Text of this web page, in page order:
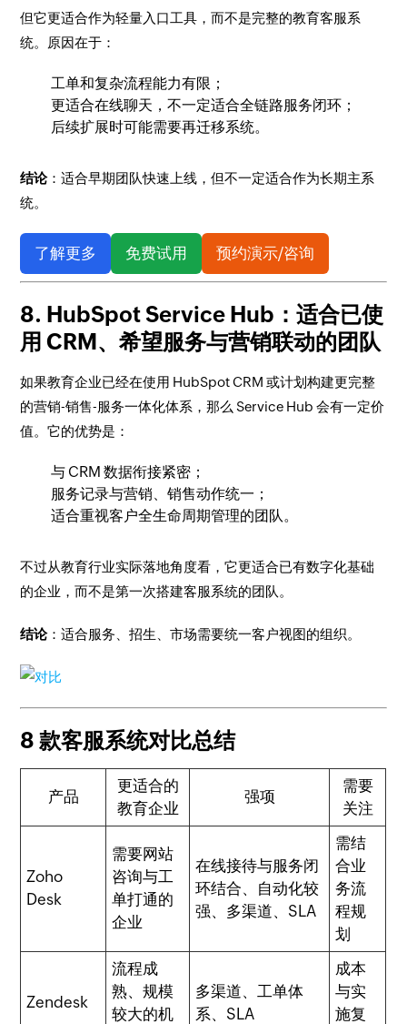
但它更适合作为轻量入口工具，而不是完整的教育客服系
统。原因在于：
工单和复杂流程能力有限；
更适合在线聊天，不一定适合全链路服务闭环；
后续扩展时可能需要再迁移系统。
结论：适合早期团队快速上线，但不一定适合作为长期主系
统。
了解更多 免费试用 预约演示/咨询
8. HubSpot Service Hub：适合已使
用 CRM、希望服务与营销联动的团队
如果教育企业已经在使用 HubSpot CRM 或计划构建更完整
的营销-销售-服务一体化体系，那么 Service Hub 会有一定价
值。它的优势是：
与 CRM 数据衔接紧密；
服务记录与营销、销售动作统一；
适合重视客户全生命周期管理的团队。
不过从教育行业实际落地角度看，它更适合已有数字化基础
的企业，而不是第一次搭建客服系统的团队。
结论：适合服务、招生、市场需要统一客户视图的组织。
8 款客服系统对比总结
产品
更适合的
教育企业
强项
需要
关注
Zoho
Desk
需要网站
咨询与工
单打通的
企业
在线接待与服务闭
环结合、自动化较
强、多渠道、SLA
需结
合业
务流
程规
划
Zendesk
流程成
熟、规模
较大的机
多渠道、工单体
系、SLA
成本
与实
施复